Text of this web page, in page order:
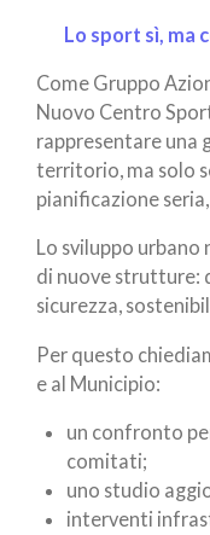
Lo sport sì, ma
Come Gruppo
Nuovo Centro
rappresentare una
territorio, ma solo
pianificazione
Lo sviluppo
di nuove strutture:
sicurezza,
Per questo
e al Municipio:
un confronto
comitati;
uno studio
interventi